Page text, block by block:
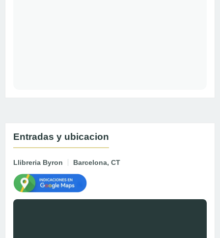
Entradas y ubicacion
Llibreria Byron Barcelona, CT